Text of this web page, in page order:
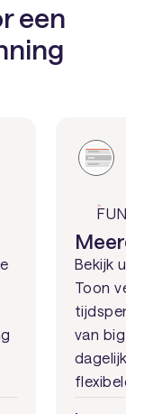
een
Bekijk
Toon
van big-